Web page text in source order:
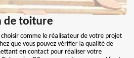
de toiture
choisir comme le réalisateur de votre projet
que vous pouvez vérifier la qualité de
en contact pour réaliser votre